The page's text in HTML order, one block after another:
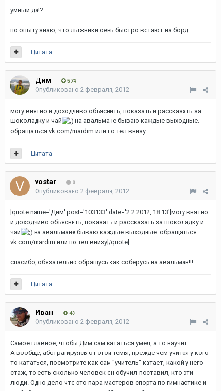
умный да!?
по опыту знаю, что лыжники оень быстро встают на борд.
Цитата
Дим 574
Опубликовано 2 февраля, 2012
могу внятно и доходчиво объяснить, показать и рассказать за
шоколадку и чай
на авальмане бываю каждые выходные.
обращаться vk.com/mardim или по тел внизу
Цитата
vostar 0
Опубликовано 2 февраля, 2012
[quote name='Дим' post='103133' date='2.2.2012, 18:13']могу внятно
и доходчиво объяснить, показать и рассказать за шоколадку и
чай
на авальмане бываю каждые выходные. обращаться
vk.com/mardim или по тел внизу[/quote]
спасибо, обязательно обращусь как соберусь на авальман!!!
Цитата
Иван 43
Опубликовано 2 февраля, 2012
Самое главное, чтобы Дим сам кататься умел, а то научит...
А вообще, абстрагируясь от этой темы, прежде чем учится у кого-
то кататься, посмотрите как сам "учитель" катает, какой у него
стаж, то есть сколько человек он обучил-поставил, кто эти
люди. Одно дело что это пара мастеров спорта по гимнастике и